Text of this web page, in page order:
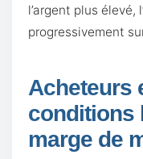
l’argent plus élevé,
progressivement
Acheteurs
conditions
marge de